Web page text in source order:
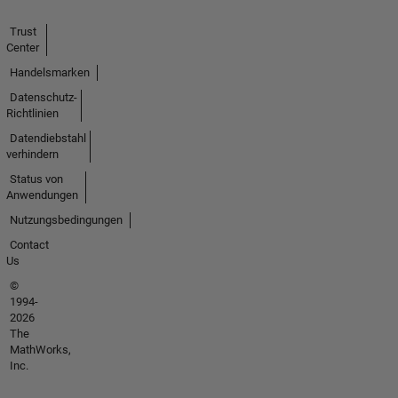
Trust
Center
Handelsmarken
Datenschutz-
Richtlinien
Datendiebstahl
verhindern
Status von
Anwendungen
Nutzungsbedingungen
Contact
Us
©
1994-
2026
The
MathWorks,
Inc.